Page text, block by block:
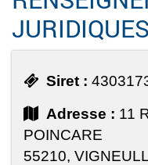
JURIDIQUES
Siret :
Adresse : 11
POINCARE
55210,